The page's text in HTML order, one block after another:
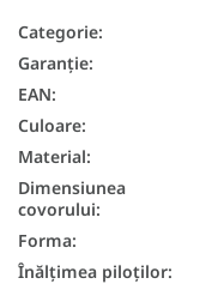
Categorie:
Garanţie:
EAN:
Culoare:
Material:
Dimensiunea
covorului:
Forma:
Înălțimea piloților: